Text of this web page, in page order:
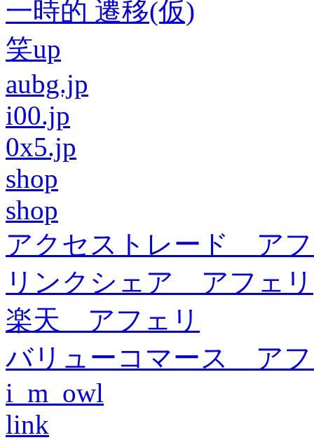
一時的 遷移(仮)
笑up
aubg.jp
i00.jp
0x5.jp
shop
shop
アクセストレード ア
リンクシェア アフェリ
楽天 アフェリ
バリューコマース ア
i_m_owl
link